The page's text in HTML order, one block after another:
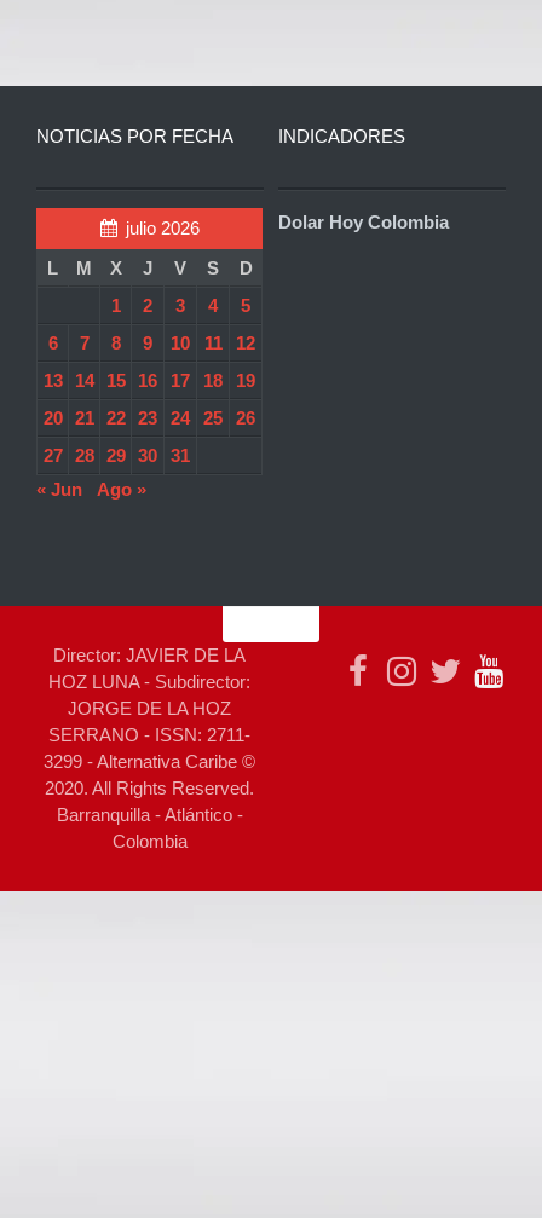
NOTICIAS POR FECHA
julio 2026
L
M X J V S
D
1
2 3 4
5
6
7 8 9 10 11
12
13
14 15 16 17 18
19
20
21 22 23 24 25
26
27
28 29 30
31
« Jun
Ago »
INDICADORES
Dolar Hoy Colombia
Director: JAVIER DE LA
HOZ LUNA - Subdirector:
JORGE DE LA HOZ
SERRANO - ISSN: 2711-
3299 - Alternativa Caribe ©
2020. All Rights Reserved.
Barranquilla - Atlántico -
Colombia